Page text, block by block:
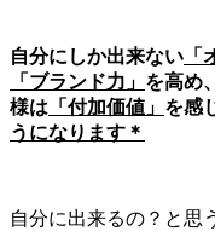
自分にしか出来ない 「
「ブランド力」 を高め
様は 「付加価値」 を感
うになります＊
自分に出来るの？と思